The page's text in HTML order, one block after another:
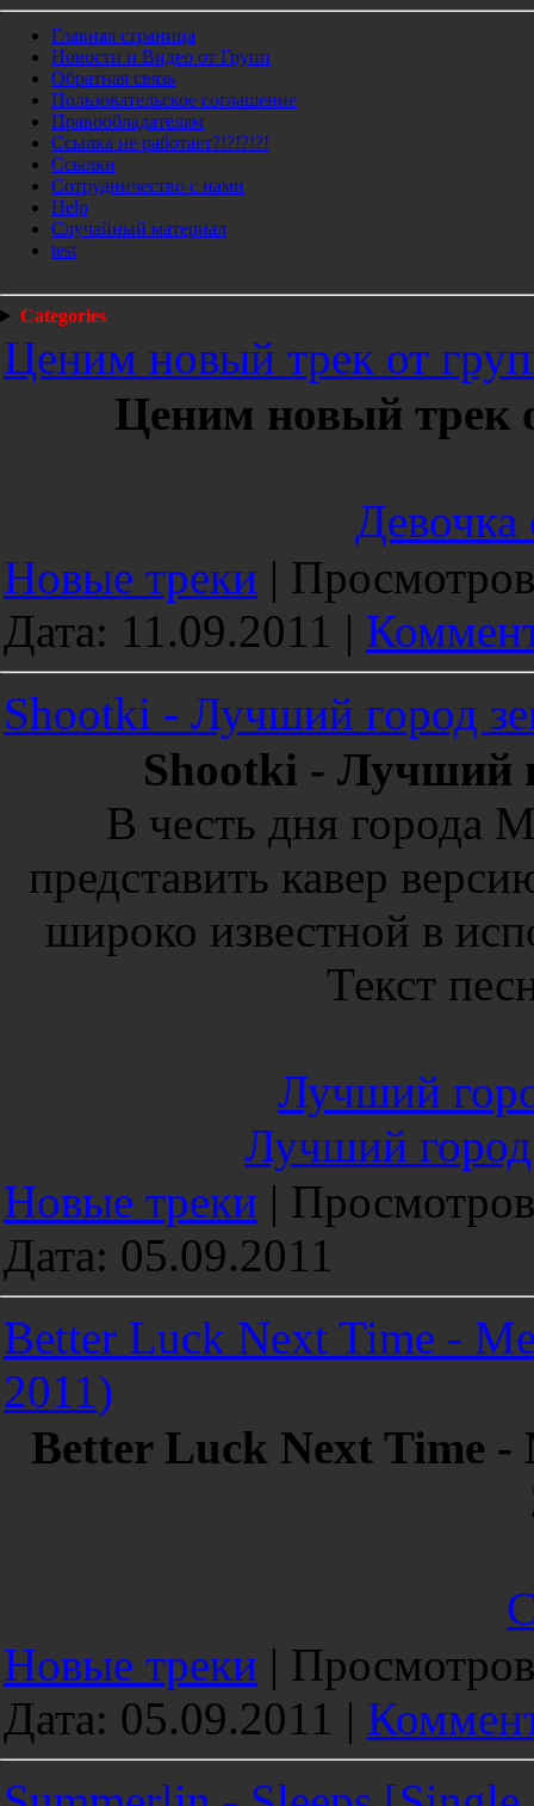
Главная страница
Новости и Видео от Групп
Обратная связь
Пользовательское соглашение
Правообладателям
Ссылка не работает?!?!?!?!
Ссылки
Сотрудничество с нами
Help
Cлучайный материал
test
Categories
Ценим новый трек от
Ценим новый трек
Девочка
Новые треки |
Дата: 11.09.2011 |
Shootki - Лучший город
Shootki - Лучший
В честь дня города
представить кавер
широко известной в
Текст
Лучший
Лучший
Новые треки |
Дата: 05.09.2011
Better Luck Next Time -
2011)
Better Luck Next Time -
Новые треки |
Дата: 05.09.2011 |